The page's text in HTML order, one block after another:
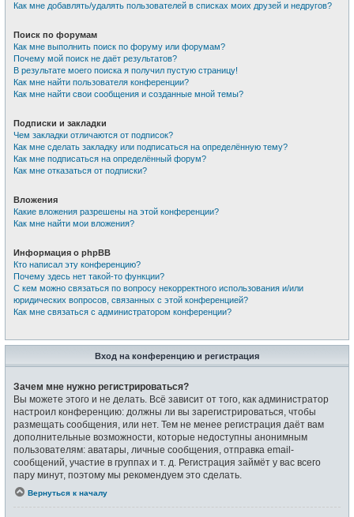
Как мне добавлять/удалять пользователей в списках моих друзей и недругов?
Поиск по форумам
Как мне выполнить поиск по форуму или форумам?
Почему мой поиск не даёт результатов?
В результате моего поиска я получил пустую страницу!
Как мне найти пользователя конференции?
Как мне найти свои сообщения и созданные мной темы?
Подписки и закладки
Чем закладки отличаются от подписок?
Как мне сделать закладку или подписаться на определённую тему?
Как мне подписаться на определённый форум?
Как мне отказаться от подписки?
Вложения
Какие вложения разрешены на этой конференции?
Как мне найти мои вложения?
Информация о phpBB
Кто написал эту конференцию?
Почему здесь нет такой-то функции?
С кем можно связаться по вопросу некорректного использования и/или
юридических вопросов, связанных с этой конференцией?
Как мне связаться с администратором конференции?
Вход на конференцию и регистрация
Зачем мне нужно регистрироваться?
Вы можете этого и не делать. Всё зависит от того, как администратор
настроил конференцию: должны ли вы зарегистрироваться, чтобы
размещать сообщения, или нет. Тем не менее регистрация даёт вам
дополнительные возможности, которые недоступны анонимным
пользователям: аватары, личные сообщения, отправка email-
сообщений, участие в группах и т. д. Регистрация займёт у вас всего
пару минут, поэтому мы рекомендуем это сделать.
Вернуться к началу